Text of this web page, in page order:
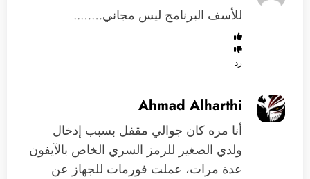
للأسف البرنامج ليس مجاني……..
رد
Ahmad Alharthi
أنا مره كان جوالي مقفل بسبب إدخال
ولدي الصغير للرمز السري الخاص بالآيفون
عدة مرات، عملت فورمات للجهاز عن